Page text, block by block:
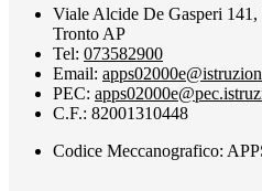
Viale Alcide De Gasperi 141,
Tronto AP
Tel: 073582900
Email:
PEC:
C.F.: 82001310448
Codice Meccanografico: